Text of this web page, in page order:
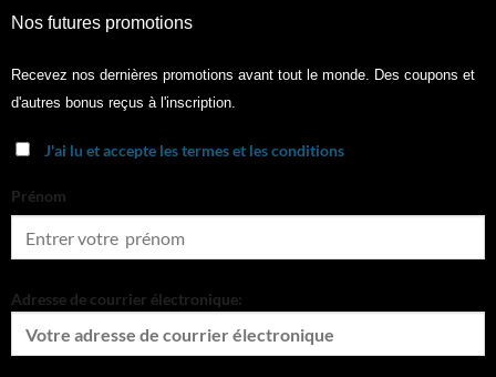
Nos futures promotions
Recevez nos dernières promotions avant tout le monde. Des coupons et
d'autres bonus reçus à l'inscription.
J'ai lu et accepte les termes et les conditions
Prénom
Adresse de courrier électronique: